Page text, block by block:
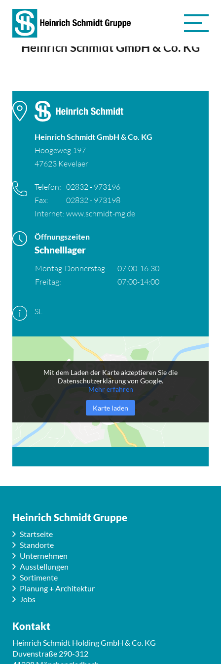
Heinrich Schmidt GmbH & Co. KG
Heinrich Schmidt GmbH & Co. KG
Hoogeweg 197
47623 Kevelaer
Telefon: 02832 - 973196
Fax:
02832 - 973198
Internet: www.schmidt-mg.de
Öffnungszeiten
Schnelllager
Montag-Donnerstag:
07:00-16:30
Freitag:
07:00-14:00
SL
Mit dem Laden der Karte akzeptieren Sie die
Datenschutzerklärung von Google.
Mehr erfahren
Karte laden
Heinrich Schmidt Gruppe
Startseite
Standorte
Unternehmen
Ausstellungen
Sortimente
Planung + Architektur
Jobs
Kontakt
Heinrich Schmidt Holding GmbH & Co. KG
Duvenstraße 290-312